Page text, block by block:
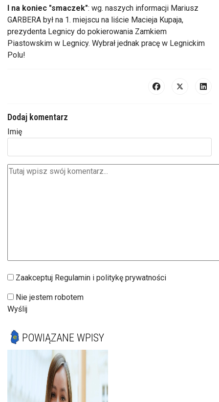
I na koniec "smaczek": wg. naszych informacji Mariusz
GARBERA był na 1. miejscu na liście Macieja Kupaja,
prezydenta Legnicy do pokierowania Zamkiem
Piastowskim w Legnicy. Wybrał jednak pracę w Legnickim
Polu!
Dodaj komentarz
Imię
Zaakceptuj Regulamin i politykę prywatności
Nie jestem robotem
Wyślij
POWIĄZANE WPISY